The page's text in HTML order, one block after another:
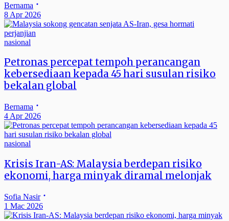
Bernama
8 Apr 2026
nasional
Petronas percepat tempoh perancangan
kebersediaan kepada 45 hari susulan risiko
bekalan global
Bernama
4 Apr 2026
nasional
Krisis Iran-AS: Malaysia berdepan risiko
ekonomi, harga minyak diramal melonjak
Sofia Nasir
1 Mac 2026